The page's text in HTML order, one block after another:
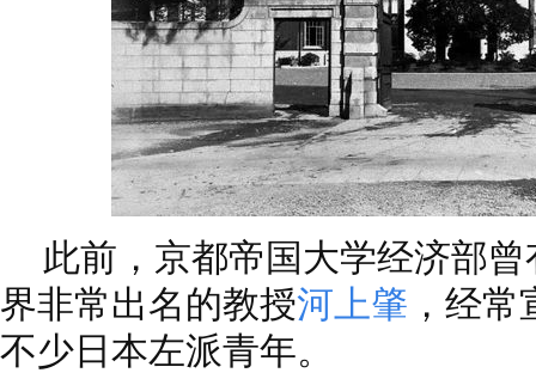
此前，京都帝国大学经济部
界非常出名的教授河上肇 ，经
不少日本左派青年。